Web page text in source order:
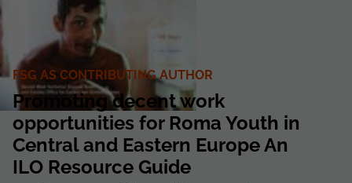
FSG AS CONTRIBUTING AUTHOR
Promoting decent work
opportunities for Roma Youth in
Central and Eastern Europe An
ILO Resource Guide